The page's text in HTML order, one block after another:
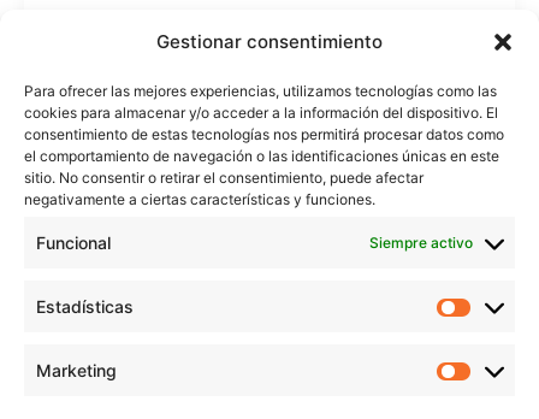
Gestionar consentimiento
Para ofrecer las mejores experiencias, utilizamos tecnologías como las
cookies para almacenar y/o acceder a la información del dispositivo. El
consentimiento de estas tecnologías nos permitirá procesar datos como
el comportamiento de navegación o las identificaciones únicas en este
sitio. No consentir o retirar el consentimiento, puede afectar
negativamente a ciertas características y funciones.
Funcional Siempre activo
Estadísticas
Marketing
Recuerda que todos los tutoriales los puedes ver
https://www.beekrafty.com
También puedes encontrarme en:
Instagram: https://www.instagram.com/beekrafty/
Facebook: https://www.facebook.com/beekrafty.es/
Twitter: https://twitter.com/beekrafty_es
Twitch: https://www.twitch.tv/beekrafty_
¡Espero que te haya gustado este video y que te